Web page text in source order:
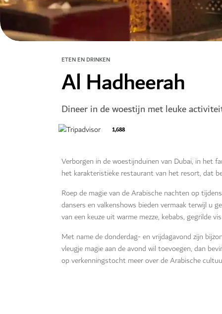
ETEN EN DRINKEN
Al Hadheerah
Dineer in de woestijn met leuke
1,688
Verborgen in de woestijnduinen van Dubai, in het
het karakteristieke restaurant van het resort, dat
Roep de magie van de Arabische nachten op
dansers en valkenshows bieden vermaak terwijl u
van een keuze uit warme mezze, kebabs, gegrilde
Met name de donderdag- en vrijdagavond zijn
vleugje magie aan de avond wil toevoegen, dan
op verkenningstocht meer over de Arabische